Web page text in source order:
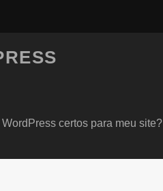
certos para meu site?